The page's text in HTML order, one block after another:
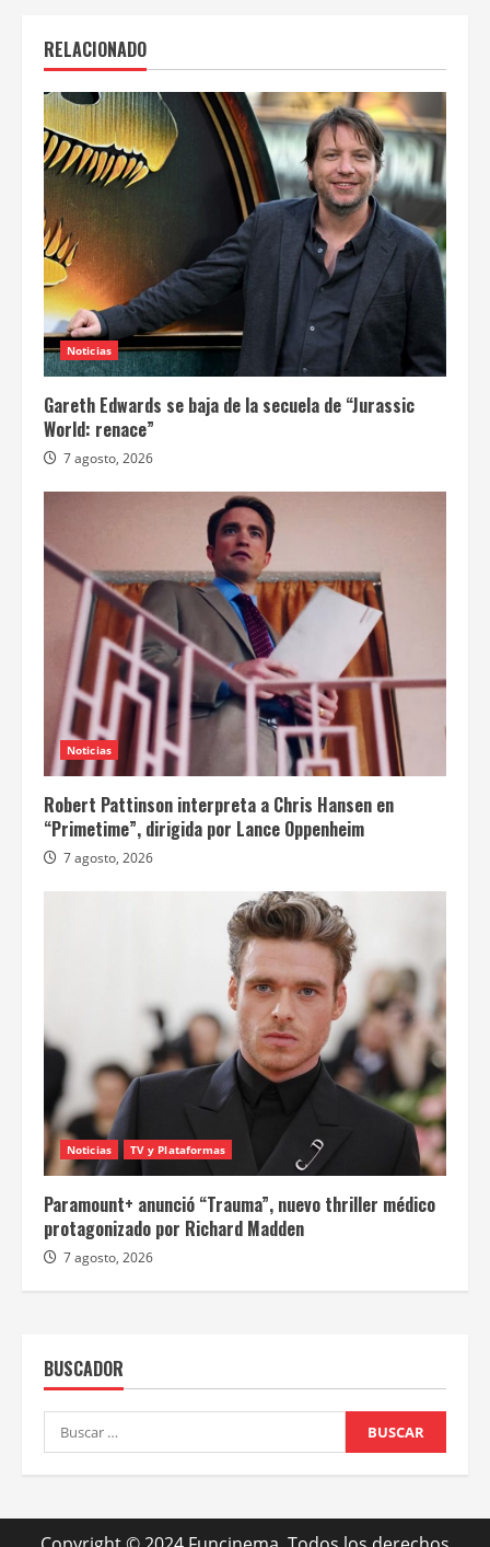
RELACIONADO
Noticias
Gareth Edwards se baja de la secuela de “Jurassic
World: renace”
7 agosto, 2026
Noticias
Robert Pattinson interpreta a Chris Hansen en
“Primetime”, dirigida por Lance Oppenheim
7 agosto, 2026
Noticias TV y Plataformas
Paramount+ anunció “Trauma”, nuevo thriller médico
protagonizado por Richard Madden
7 agosto, 2026
BUSCADOR
Buscar: